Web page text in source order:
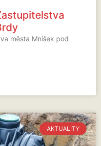
města Mníšek pod
AKTUALITY